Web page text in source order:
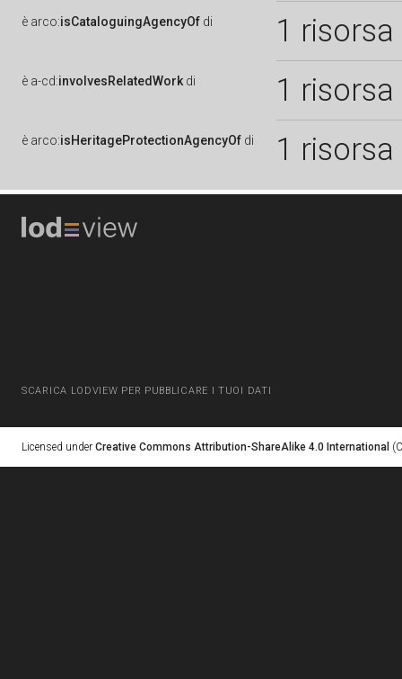
è arco:isCataloguingAgencyOf di 1 risorsa
è a-cd:involvesRelatedWork di 1 risorsa
è arco:isHeritageProtectionAgencyOf di 1 risorsa
SCARICA LODVIEW PER PUBBLICARE I TUOI DATI
Licensed under Creative Commons Attribution-ShareAlike 4.0 International